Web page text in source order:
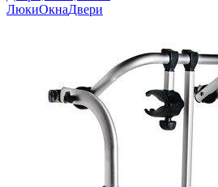
ЛюкиОкнаДвери